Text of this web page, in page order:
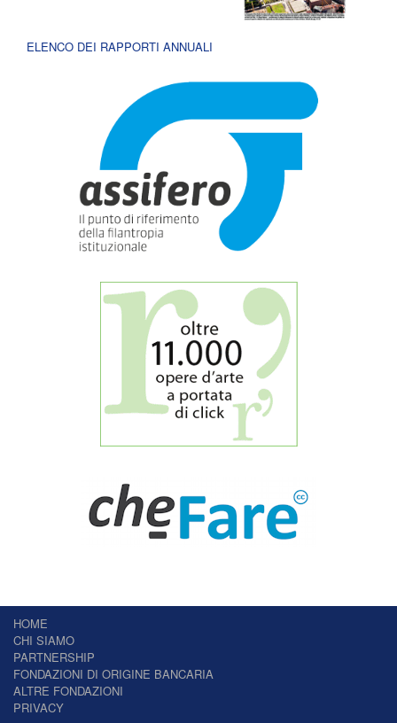
ELENCO DEI RAPPORTI ANNUALI
HOME
CHI SIAMO
PARTNERSHIP
FONDAZIONI DI ORIGINE BANCARIA
ALTRE FONDAZIONI
PRIVACY